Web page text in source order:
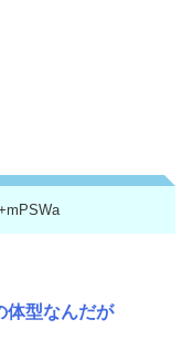
体型なんだが